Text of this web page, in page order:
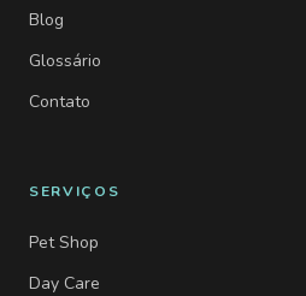
Blog
Glossário
Contato
SERVIÇOS
Pet Shop
Day Care